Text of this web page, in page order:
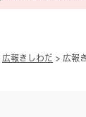
広報きしわだ > 広報